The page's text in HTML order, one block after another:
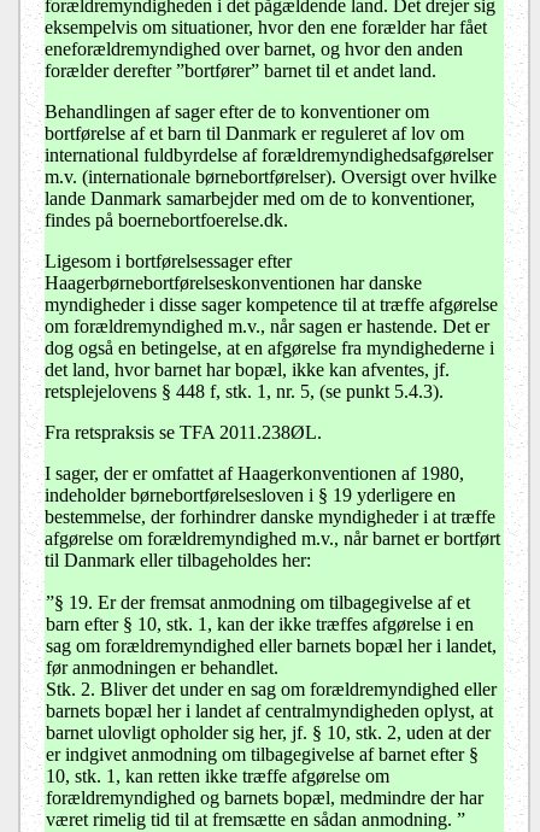
forældremyndigheden i det pågældende land. Det drejer sig
eksempelvis om situationer, hvor den ene forælder har fået
eneforældremyndighed over barnet, og hvor den anden
forælder derefter ”bortfører” barnet til et andet land.
Behandlingen af sager efter de to konventioner om
bortførelse af et barn til Danmark er reguleret af lov om
international fuldbyrdelse af forældremyndighedsafgørelser
m.v. (internationale børnebortførelser). Oversigt over hvilke
lande Danmark samarbejder med om de to konventioner,
findes på boernebortfoerelse.dk.
Ligesom i bortførelsessager efter
Haagerbørnebortførelseskonventionen har danske
myndigheder i disse sager kompetence til at træffe afgørelse
om forældremyndighed m.v., når sagen er hastende. Det er
dog også en betingelse, at en afgørelse fra myndighederne i
det land, hvor barnet har bopæl, ikke kan afventes, jf.
retsplejelovens § 448 f, stk. 1, nr. 5, (se punkt 5.4.3).
Fra retspraksis se TFA 2011.238ØL.
I sager, der er omfattet af Haagerkonventionen af 1980,
indeholder børnebortførelsesloven i § 19 yderligere en
bestemmelse, der forhindrer danske myndigheder i at træffe
afgørelse om forældremyndighed m.v., når barnet er bortført
til Danmark eller tilbageholdes her:
”§ 19. Er der fremsat anmodning om tilbagegivelse af et
barn efter § 10, stk. 1, kan der ikke træffes afgørelse i en
sag om forældremyndighed eller barnets bopæl her i landet,
før anmodningen er behandlet.
Stk. 2. Bliver det under en sag om forældremyndighed eller
barnets bopæl her i landet af centralmyndigheden oplyst, at
barnet ulovligt opholder sig her, jf. § 10, stk. 2, uden at der
er indgivet anmodning om tilbagegivelse af barnet efter §
10, stk. 1, kan retten ikke træffe afgørelse om
forældremyndighed og barnets bopæl, medmindre der har
været rimelig tid til at fremsætte en sådan anmodning. ”